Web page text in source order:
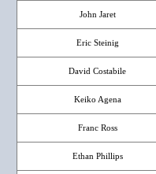
John Jaret
Eric Steinig
David Costabile
Keiko Agena
Franc Ross
Ethan Phillips